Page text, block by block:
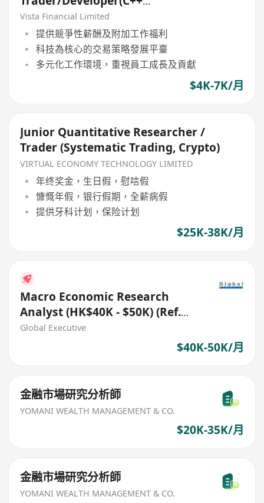
Mandatory)
Vista Financial Limited
提供競爭性薪酬及附加工作福利
科技為核心的交易策略發展平臺
多元化工作環境，重視員工成長及貢獻
$4K-7K/月
Junior Quantitative Researcher /
Trader (Systematic Trading, Crypto)
VIRTUAL ECONOMY TECHNOLOGY LIMITED
年终奖金，生日假，慰唁假
慷慨年假，银行假期，全薪病假
提供牙科计划，保险计划
$25K-38K/月
Macro Economic Research
Analyst (HK$40K - $50K) (Ref.
No.: 27735)
Global Executive
$40K-50K/月
金融市場研究分析師
YOMANI WEALTH MANAGEMENT & CO.
$20K-35K/月
金融市場研究分析師
YOMANI WEALTH MANAGEMENT & CO.